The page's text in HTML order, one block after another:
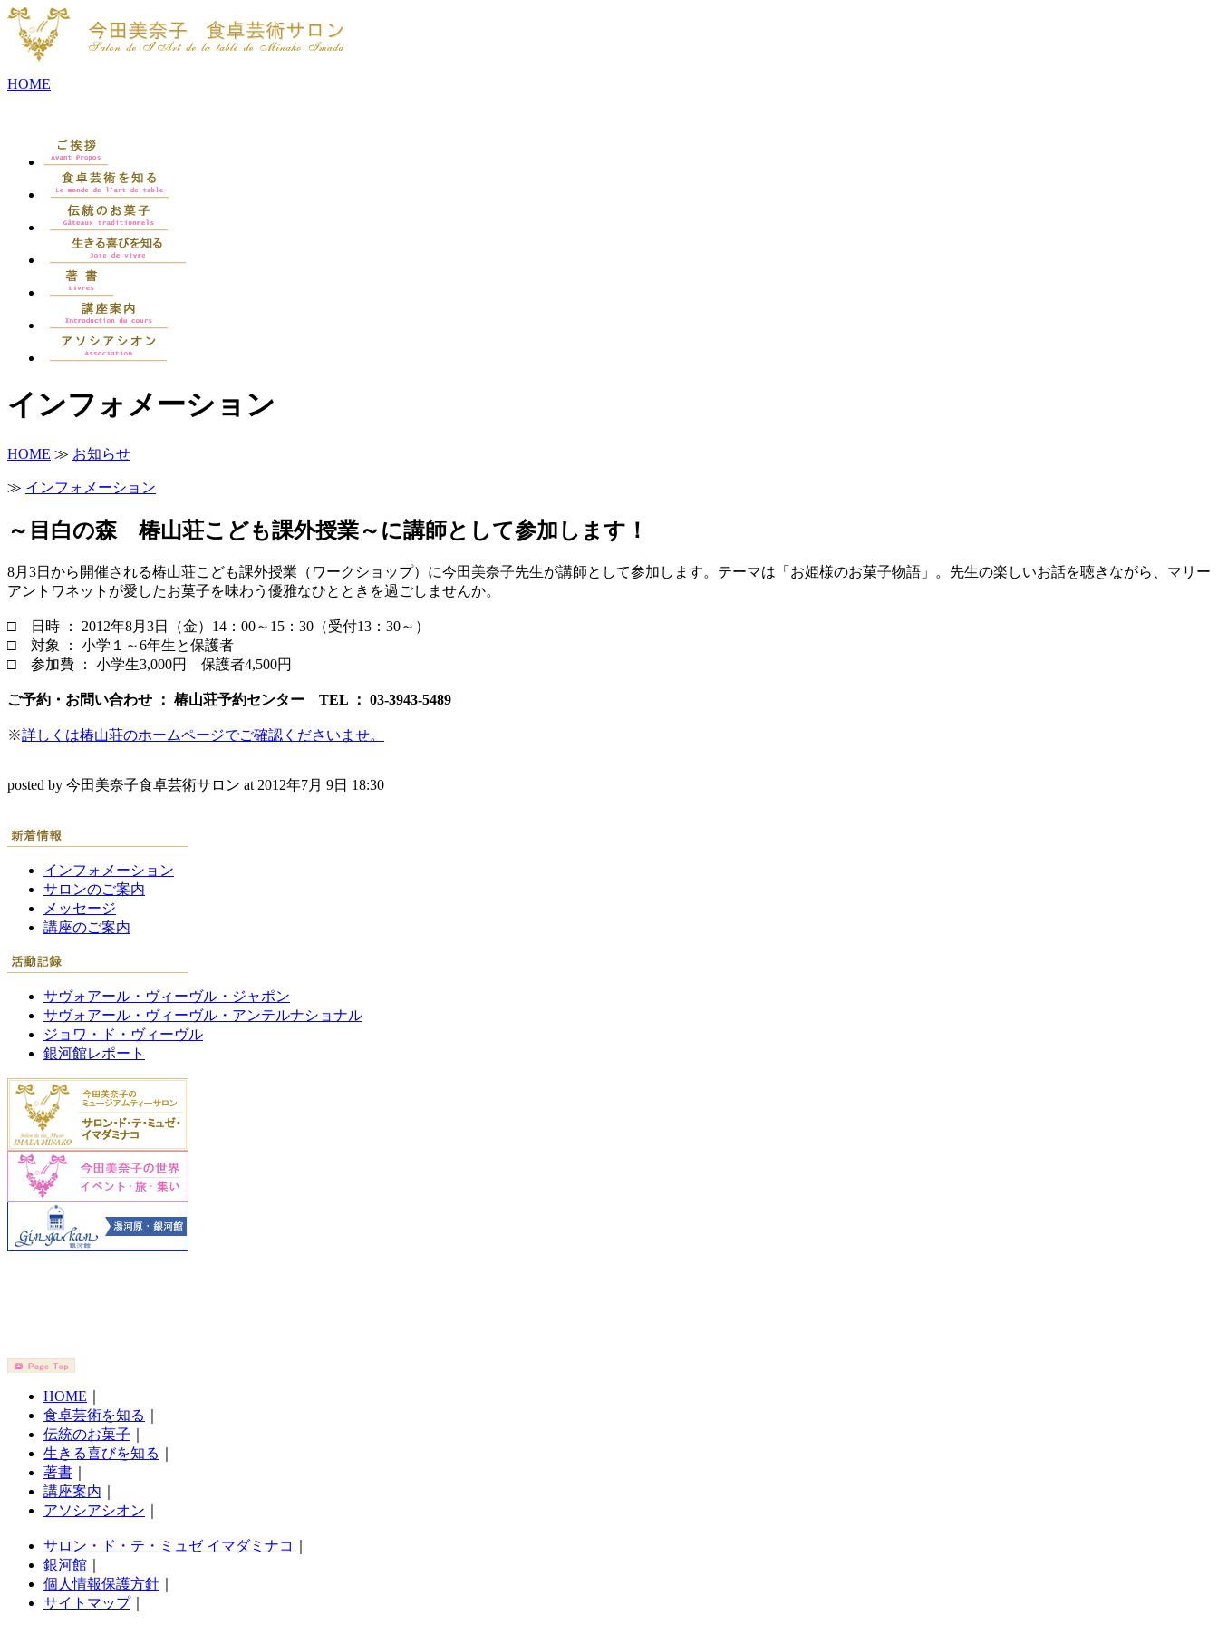
HOME
インフォメーション
HOME ≫ お知らせ
≫ インフォメーション
～目白の森 椿山荘こども課外授業～に講師として参加します！
8月3日から開催される椿山荘こども課外授業（ワークショップ）に今田美奈子先生が講師として参加します。テーマは「お姫様のお菓子物語」。先生の楽しいお話を聴きながら、マリー
アントワネットが愛したお菓子を味わう優雅なひとときを過ごしませんか。
□ 日時 ： 2012年8月3日（金）14：00～15：30（受付13：30～）
□ 対象 ： 小学１～6年生と保護者
□ 参加費 ： 小学生3,000円 保護者4,500円
ご予約・お問い合わせ ： 椿山荘予約センター TEL ： 03-3943-5489
※詳しくは椿山荘のホームページでご確認くださいませ。
posted by 今田美奈子食卓芸術サロン at 2012年7月 9日 18:30
インフォメーション
サロンのご案内
メッセージ
講座のご案内
サヴォアール・ヴィーヴル・ジャポン
サヴォアール・ヴィーヴル・アンテルナショナル
ジョワ・ド・ヴィーヴル
銀河館レポート
HOME
食卓芸術を知る
伝統のお菓子
生きる喜びを知る
著書
講座案内
アソシアシオン
サロン・ド・テ・ミュゼ イマダミナコ
銀河館
個人情報保護方針
サイトマップ｜